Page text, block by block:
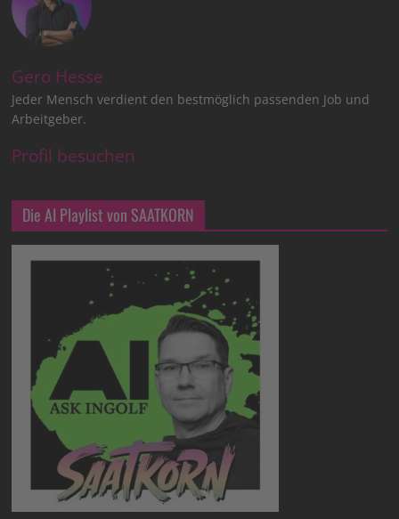
Gero Hesse
Jeder Mensch verdient den bestmöglich passenden Job und
Arbeitgeber.
Profil besuchen
Die AI Playlist von SAATKORN